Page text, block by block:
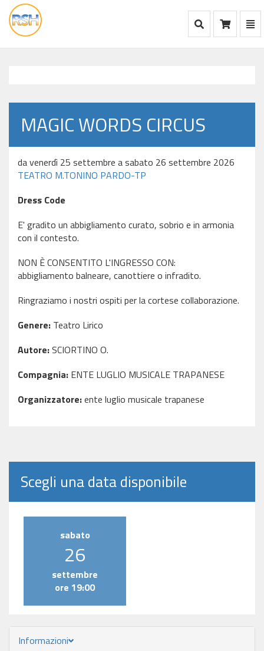
vai
alla
Mostra Ricerca
MAGIC WORDS CIRCUS
da venerdì 25 settembre a sabato 26 settembre 2026
TEATRO M.TONINO PARDO-TP
Dress Code
E' gradito un abbigliamento curato, sobrio e in armonia
con il contesto.
NON È CONSENTITO L'INGRESSO CON:
abbigliamento balneare, canottiere o infradito.
Ringraziamo i nostri ospiti per la cortese collaborazione.
Genere: Teatro Lirico
Autore:SCIORTINO O.
Compagnia: ENTE LUGLIO MUSICALE TRAPANESE
Organizzatore:ente luglio musicale trapanese
Scegli una data disponibile
sabato
26
settembre
ore 19:00
Informazioni